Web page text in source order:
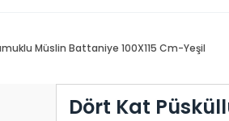
Müslin Battaniye 100X115 Cm-Yeşil
Dört Kat